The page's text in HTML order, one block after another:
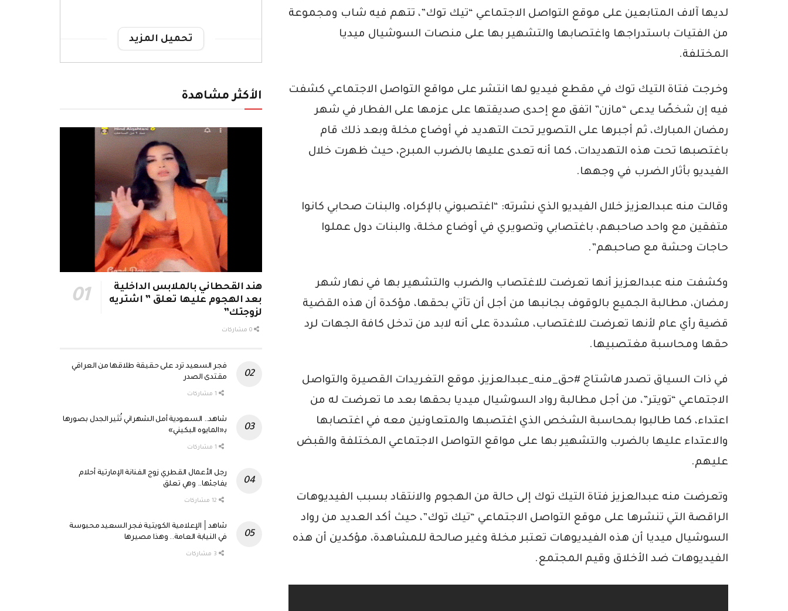
لديها آلاف المتابعين على موقع التواصل الاجتماعي “تيك توك”، تتهم فيه شاب ومجموعة
من الفتيات باستدراجها واغتصابها والتشهير بها على منصات السوشيال ميديا
المختلفة.
وخرجت فتاة التيك توك في مقطع فيديو لها انتشر على مواقع التواصل الاجتماعي كشفت
فيه إن شخصًا يدعى “مازن” اتفق مع إحدى صديقتها على عزمها على الفطار في شهر
رمضان المبارك، ثم أجبرها على التصوير تحت التهديد في أوضاع مخلة وبعد ذلك قام
باغتصبها تحت هذه التهديدات، كما أنه تعدى عليها بالضرب المبرح، حيث ظهرت خلال
الفيديو بأثار الضرب في وجهها.
وقالت منه عبدالعزيز خلال الفيديو الذي نشرته: “اغتصبوني بالإكراه، والبنات صحابي كانوا
متفقين مع واحد صاحبهم، باغتصابي وتصويري في أوضاع مخلة، والبنات دول عملوا
حاجات وحشة مع صاحبهم”.
وكشفت منه عبدالعزيز أنها تعرضت للاغتصاب والضرب والتشهير بها في نهار شهر
رمضان، مطالبة الجميع بالوقوف بجانبها من أجل أن تأتي بحقها، مؤكدة أن هذه القضية
قضية رأي عام لأنها تعرضت للاغتصاب، مشددة على أنه لابد من تدخل كافة الجهات لرد
حقها ومحاسبة مغتصبيها.
في ذات السياق تصدر هاشتاج #حق_منه_عبدالعزيز، موقع التغريدات القصيرة والتواصل
الاجتماعي “تويتر”، من أجل مطالبة رواد السوشيال ميديا بحقها بعد ما تعرضت له من
اعتداء، كما طالبوا بمحاسبة الشخص الذي اغتصبها والمتعاونين معه في اغتصابها
والاعتداء عليها بالضرب والتشهير بها على مواقع التواصل الاجتماعي المختلفة والقبض
عليهم.
وتعرضت منه عبدالعزيز فتاة التيك توك إلى حالة من الهجوم والانتقاد بسبب الفيديوهات
الراقصة التي تنشرها على موقع التواصل الاجتماعي “تيك توك”، حيث أكد العديد من رواد
السوشيال ميديا أن هذه الفيديوهات تعتبر مخلة وغير صالحة للمشاهدة، مؤكدين أن هذه
الفيديوهات ضد الأخلاق وقيم المجتمع.
تحميل المزيد
الأكثر مشاهدة
هند القحطاني بالملابس الداخلية
بعد الهجوم عليها تعلق ” اشتريه
لزوجتك”
فجر السعيد ترد على حقيقة طلاقها من العراقي
مقتدى الصدر
شاهد.. السعودية أمل الشهراني تُثير الجدل بصورها
بـ«المايوه البكيني»
رجل الأعمال القطري زوج الفنانة الإمارتية أحلام
يفاجئها.. وهي تعلق
شاهد│ الإعلامية الكويتية فجر السعيد محبوسة
في النيابة العامة.. وهذا مصيرها